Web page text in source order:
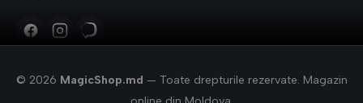
© 2026 MagicShop.md — Toate drepturile rezervate. Magazin